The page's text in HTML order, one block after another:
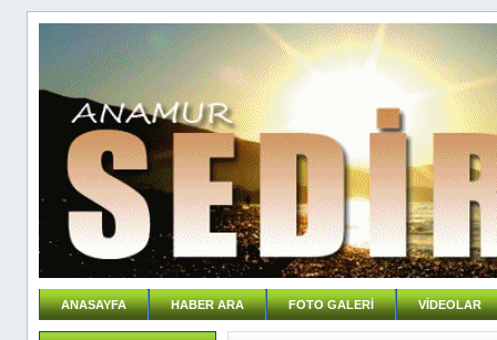
ANASAYFA HABER ARA FOTO GALERİ VİDEOLAR